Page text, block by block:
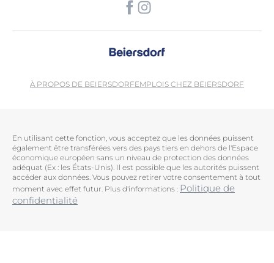
À PROPOS DE BEIERSDORFEMPLOIS CHEZ BEIERSDORF
En utilisant cette fonction, vous acceptez que les données puissent
également être transférées vers des pays tiers en dehors de l'Espace
économique européen sans un niveau de protection des données
adéquat (Ex : les États-Unis). Il est possible que les autorités puissent
accéder aux données. Vous pouvez retirer votre consentement à tout
moment avec effet futur. Plus d'informations : Politique de
confidentialité